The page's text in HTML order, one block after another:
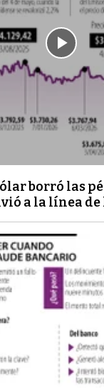
borró las
a la línea de